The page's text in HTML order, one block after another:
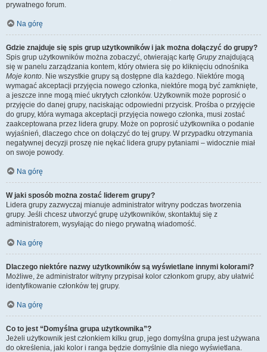
prywatnego forum.
Na górę
Gdzie znajduje się spis grup użytkowników i jak można dołączyć do grupy?
Spis grup użytkowników można zobaczyć, otwierając kartę Grupyznajdującą
się w panelu zarządzania kontem, który otwiera się po kliknięciu odnośnika
Moje konto. Nie wszystkie grupy są dostępne dla każdego. Niektóre mogą
wymagać akceptacji przyjęcia nowego członka, niektóre mogą być zamknięte,
a jeszcze inne mogą mieć ukrytych członków. Użytkownik może poprosić o
przyjęcie do danej grupy, naciskając odpowiedni przycisk. Prośba o przyjęcie
do grupy, która wymaga akceptacji przyjęcia nowego członka, musi zostać
zaakceptowana przez lidera grupy. Może on poprosić użytkownika o podanie
wyjaśnień, dlaczego chce on dołączyć do tej grupy. W przypadku otrzymania
negatywnej decyzji proszę nie nękać lidera grupy pytaniami – widocznie miał
on swoje powody.
Na górę
W jaki sposób można zostać liderem grupy?
Lidera grupy zazwyczaj mianuje administrator witryny podczas tworzenia
grupy. Jeśli chcesz utworzyć grupę użytkowników, skontaktuj się z
administratorem, wysyłając do niego prywatną wiadomość.
Na górę
Dlaczego niektóre nazwy użytkowników są wyświetlane innymi kolorami?
Możliwe, że administrator witryny przypisał kolor członkom grupy, aby ułatwić
identyfikowanie członków tej grupy.
Na górę
Co to jest “Domyślna grupa użytkownika”?
Jeżeli użytkownik jest członkiem kilku grup, jego domyślna grupa jest używana
do określenia, jaki kolor i ranga będzie domyślnie dla niego wyświetlana.